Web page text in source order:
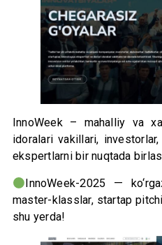
InnoWeek – mahalliy va
idoralari vakillari,
ekspertlarni bir nuqtada
InnoWeek-2025 —
master-klasslar, startap
shu yerda!